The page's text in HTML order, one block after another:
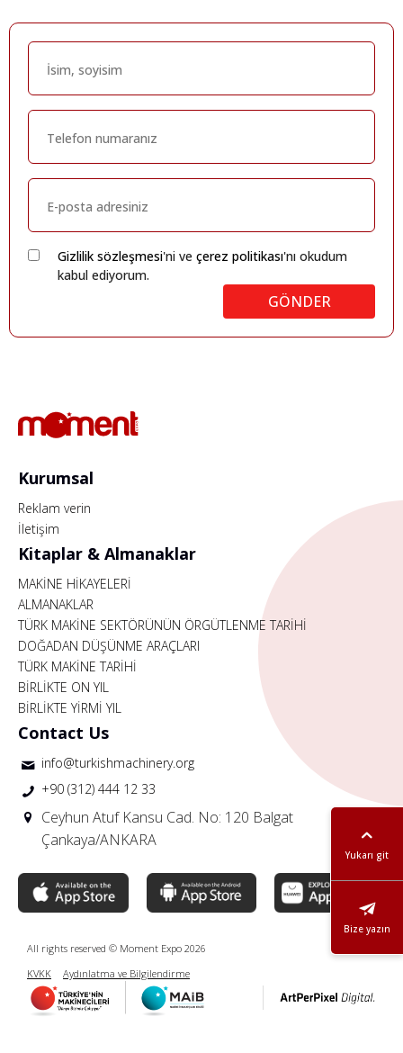
Gizlilik sözleşmesi'ni ve çerez politikası'nı okudum
kabul ediyorum.
GÖNDER
Yukarı git
Bize yazın
Kurumsal
Reklam verin
İletişim
Kitaplar & Almanaklar
MAKİNE HİKAYELERİ
ALMANAKLAR
TÜRK MAKİNE SEKTÖRÜNÜN ÖRGÜTLENME TARİHİ
DOĞADAN DÜŞÜNME ARAÇLARI
TÜRK MAKİNE TARİHİ
BİRLİKTE ON YIL
BİRLİKTE YİRMİ YIL
Contact Us
info@turkishmachinery.org
+90 (312) 444 12 33
Ceyhun Atuf Kansu Cad. No: 120 Balgat
Çankaya/ANKARA
All rights reserved © Moment Expo 2026
KVKK
Aydınlatma ve Bilgilendirme